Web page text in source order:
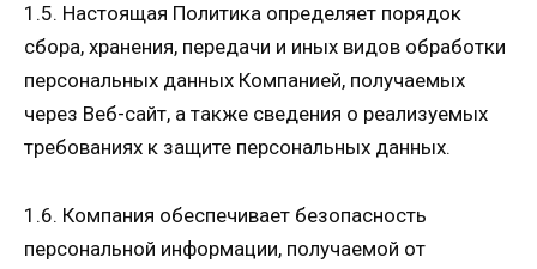
1.5. Настоящая Политика определяет порядок
сбора, хранения, передачи и иных видов обработки
персональных данных Компанией, получаемых
через Веб-сайт, а также сведения о реализуемых
требованиях к защите персональных данных.
1.6. Компания обеспечивает безопасность
персональной информации, получаемой от